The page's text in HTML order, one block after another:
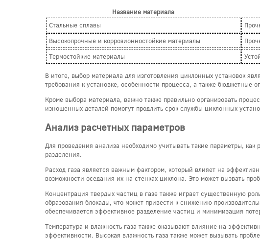
Название материала
Стальные сплавы
Высокопрочные и коррозионностойкие материалы
Термостойкие материалы
В итоге, выбор материала для изготовления циклонных установок
требования к установке, особенности процесса, а также бюджетные
Кроме выбора материала, важно также правильно организовать
изношенных деталей помогут продлить срок службы циклонных
Анализ расчетных параметров
Для проведения анализа необходимо учитывать такие параметры,
разделения.
Расход газа является важным фактором, который влияет на
возможности оседания их на стенках циклона. Это может вызвать
Концентрация твердых частиц в газе также играет существенную
образования блокады, что может привести к снижению
обеспечивается эффективное разделение частиц и минимизация
Температура и влажность газа также оказывают влияние на
эффективности. Высокая влажность газа также может вызывать